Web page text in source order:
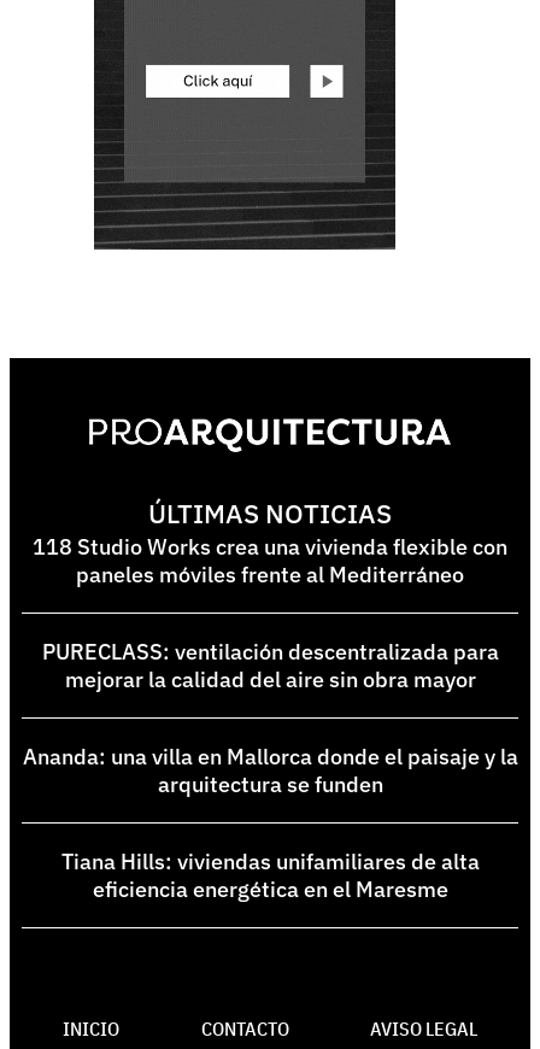
ÚLTIMAS NOTICIAS
118 Studio Works crea una vivienda flexible con
paneles móviles frente al Mediterráneo
PURECLASS: ventilación descentralizada para
mejorar la calidad del aire sin obra mayor
Ananda: una villa en Mallorca donde el paisaje y la
arquitectura se funden
Tiana Hills: viviendas unifamiliares de alta
eficiencia energética en el Maresme
INICIO CONTACTO AVISO LEGAL